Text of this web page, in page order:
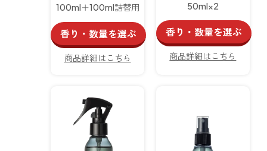
100ml＋100ml詰替用
香り・数量を選ぶ
商品詳細はこちら
50ml×2
香り・数量を選ぶ
商品詳細はこちら